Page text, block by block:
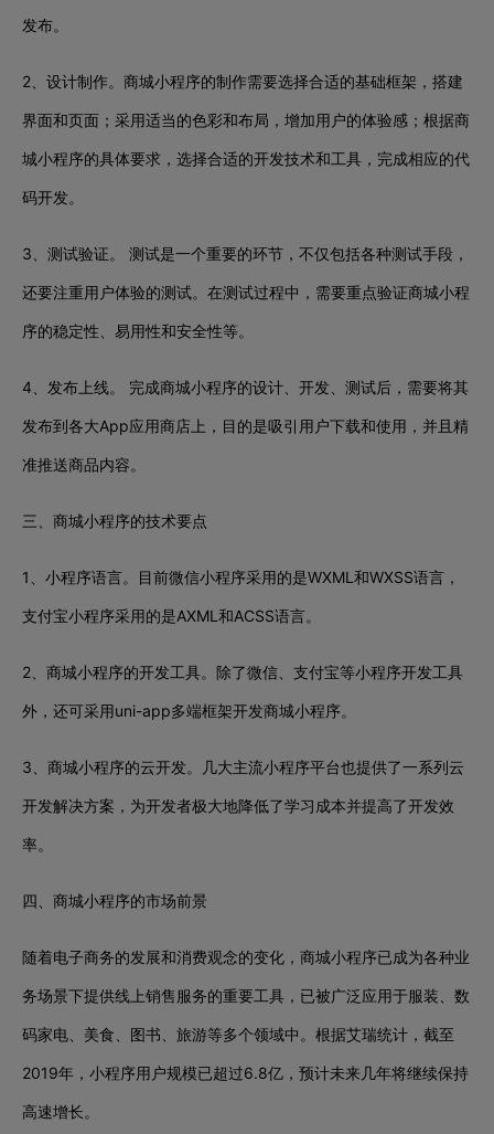
发布。
2、设计制作。商城小程序的制作需要选择合适的基础框架，搭建
界面和页面；采用适当的色彩和布局，增加用户的体验感；根据商
城小程序的具体要求，选择合适的开发技术和工具，完成相应的代
码开发。
3、测试验证。 测试是一个重要的环节，不仅包括各种测试手段，
还要注重用户体验的测试。在测试过程中，需要重点验证商城小程
序的稳定性、易用性和安全性等。
4、发布上线。 完成商城小程序的设计、开发、测试后，需要将其
发布到各大App应用商店上，目的是吸引用户下载和使用，并且精
准推送商品内容。
三、商城小程序的技术要点
1、小程序语言。目前微信小程序采用的是WXML和WXSS语言，
支付宝小程序采用的是AXML和ACSS语言。
2、商城小程序的开发工具。除了微信、支付宝等小程序开发工具
外，还可采用uni-app多端框架开发商城小程序。
3、商城小程序的云开发。几大主流小程序平台也提供了一系列云
开发解决方案，为开发者极大地降低了学习成本并提高了开发效
率。
四、商城小程序的市场前景
随着电子商务的发展和消费观念的变化，商城小程序已成为各种业
务场景下提供线上销售服务的重要工具，已被广泛应用于服装、数
码家电、美食、图书、旅游等多个领域中。根据艾瑞统计，截至
2019年，小程序用户规模已超过6.8亿，预计未来几年将继续保持
高速增长。